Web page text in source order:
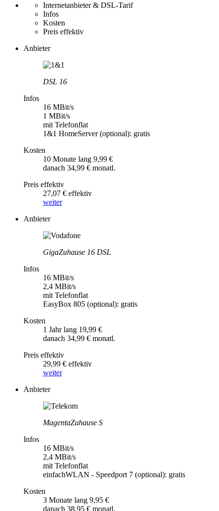
Internetanbieter & DSL-Tarif
Infos
Kosten
Preis effektiv
Anbieter
DSL 16
Infos
16 MBit/s
1 MBit/s
mit Telefonflat
1&1 HomeServer (optional): gratis
Kosten
10 Monate lang 9,99 €
danach 34,99 € monatl.
Preis effektiv
27,07 € effektiv
weiter
Anbieter
GigaZuhause 16 DSL
Infos
16 MBit/s
2,4 MBit/s
mit Telefonflat
EasyBox 805 (optional): gratis
Kosten
1 Jahr lang 19,99 €
danach 34,99 € monatl.
Preis effektiv
29,99 € effektiv
weiter
Anbieter
MagentaZuhause S
Infos
16 MBit/s
2,4 MBit/s
mit Telefonflat
einfachWLAN - Speedport 7 (optional): gratis
Kosten
3 Monate lang 9,95 €
danach 38,95 € monatl.